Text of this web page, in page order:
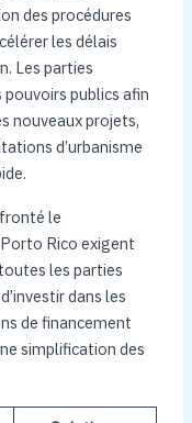
des procédures
les délais
Les parties
publics afin
nouveaux projets,
d’urbanisme
le
Rico exigent
les parties
dans les
de financement
simplification des